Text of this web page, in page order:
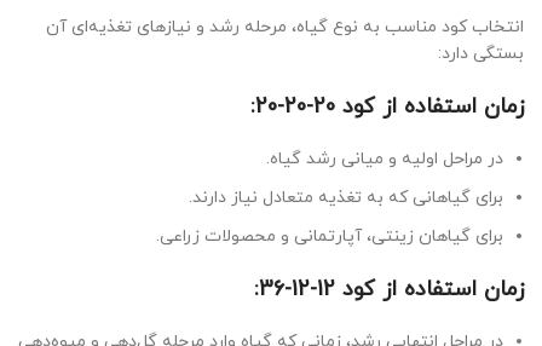
انتخاب کود مناسب به نوع گیاه، مرحله رشد و نیازهای تغذیه‌ای آن
بستگی دارد:
زمان استفاده از کود 20-20-20:
در مراحل اولیه و میانی رشد گیاه.
برای گیاهانی که به تغذیه متعادل نیاز دارند.
برای گیاهان زینتی، آپارتمانی و محصولات زراعی.
زمان استفاده از کود 12-12-36: